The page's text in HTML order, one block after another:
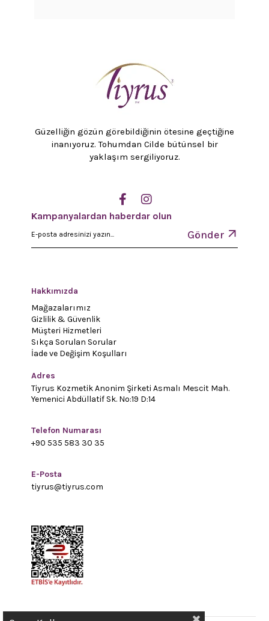
Güzelliğin gözün görebildiğinin ötesine geçtiğine
inanıyoruz. Tohumdan Cilde bütünsel bir
yaklaşım sergiliyoruz.
Kampanyalardan haberdar olun
Gönder
Hakkımızda
Mağazalarımız
Gizlilik & Güvenlik
Müşteri Hizmetleri
Sıkça Sorulan Sorular
İade ve Değişim Koşulları
Adres
Tiyrus Kozmetik Anonim Şirketi Asmalı Mescit Mah.
Yemenici Abdüllatif Sk. No:19 D:14
Telefon Numarası
+90 535 583 30 35
E-Posta
tiyrus@tiyrus.com